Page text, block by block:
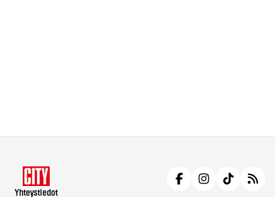
Yhteystiedot